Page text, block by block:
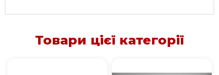
Товари цієї категорії